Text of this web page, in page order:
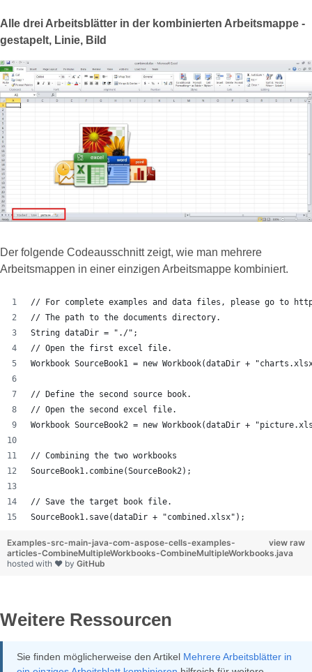
Alle drei Arbeitsblätter in der kombinierten Arbeitsmappe -
gestapelt, Linie, Bild
Der folgende Codeausschnitt zeigt, wie man mehrere
Arbeitsmappen in einer einzigen Arbeitsmappe kombiniert.
// For complete examples and data files, please go to
// The path to the documents directory.
String dataDir = "./";
// Open the first excel file.
Workbook SourceBook1 = new Workbook(dataDir +
// Define the second source book.
// Open the second excel file.
Workbook SourceBook2 = new Workbook(dataDir +
// Combining the two workbooks
SourceBook1.combine(SourceBook2);
// Save the target book file.
SourceBook1.save(dataDir + "combined.xlsx");
view raw
Examples-src-main-java-com-aspose-cells-examples-
articles-CombineMultipleWorkbooks-CombineMultipleWorkbooks.java
hosted with ❤ by GitHub
Weitere Ressourcen
Sie finden möglicherweise den Artikel Mehrere Arbeitsblätter in